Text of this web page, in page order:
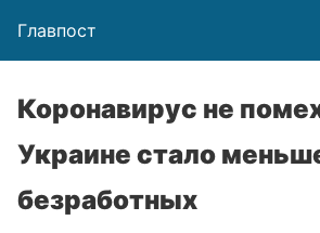
Главпост
Коронавирус не
Украине стало
безработных